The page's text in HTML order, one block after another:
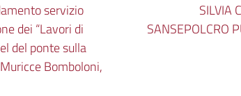
servizio
dei “Lavori di
del ponte sulla
Bomboloni,
SILVIA
SANSEPOLCRO